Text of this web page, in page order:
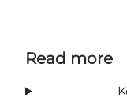
Read more